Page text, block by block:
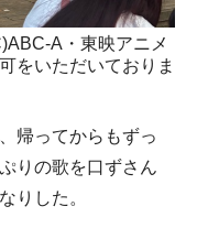
A・東映アニメ
をいただいておりま
帰ってからもずっ
りの歌を口ずさん
りした。